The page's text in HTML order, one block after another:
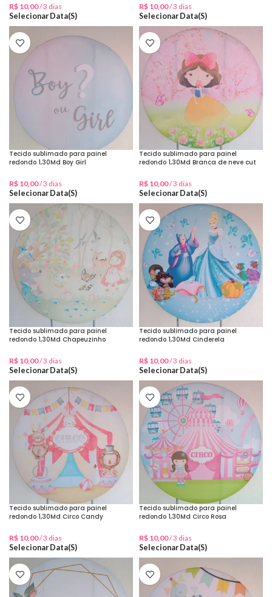
R$ 10,00/ 3 dias
Selecionar Data(s)
R$ 10,00/ 3 dias
Selecionar Data(s)
Tecido sublimado para painel
redondo 1,30Md Boy Girl
R$ 10,00/ 3 dias
Selecionar Data(s)
Tecido sublimado para painel
redondo 1,30Md Branca de neve cut
R$ 10,00/ 3 dias
Selecionar Data(s)
Tecido sublimado para painel
redondo 1,30Md Chapeuzinho
R$ 10,00/ 3 dias
Selecionar Data(s)
Tecido sublimado para painel
redondo 1,30Md Cinderela
R$ 10,00/ 3 dias
Selecionar Data(s)
Tecido sublimado para painel
redondo 1,30Md Circo Candy
R$ 10,00/ 3 dias
Selecionar Data(s)
Tecido sublimado para painel
redondo 1,30Md Circo Rosa
R$ 10,00/ 3 dias
Selecionar Data(s)